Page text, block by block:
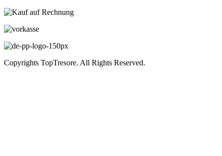
Copyrights TopTresore. All Rights Reserved.